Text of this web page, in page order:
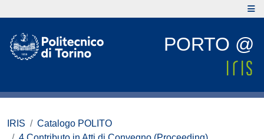
PORTO @
IRIS
Catalogo POLITO